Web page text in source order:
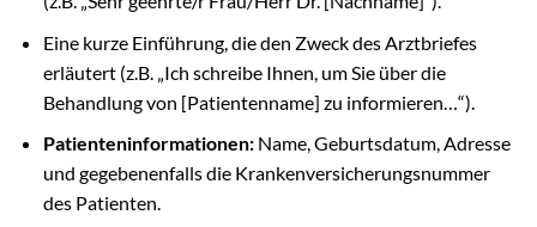
Eine kurze Einführung, die den Zweck des Arztbriefes
erläutert (z.B. „Ich schreibe Ihnen, um Sie über die
Behandlung von [Patientenname] zu informieren…“).
Patienteninformationen:Name, Geburtsdatum, Adresse
und gegebenenfalls die Krankenversicherungsnummer
des Patienten.